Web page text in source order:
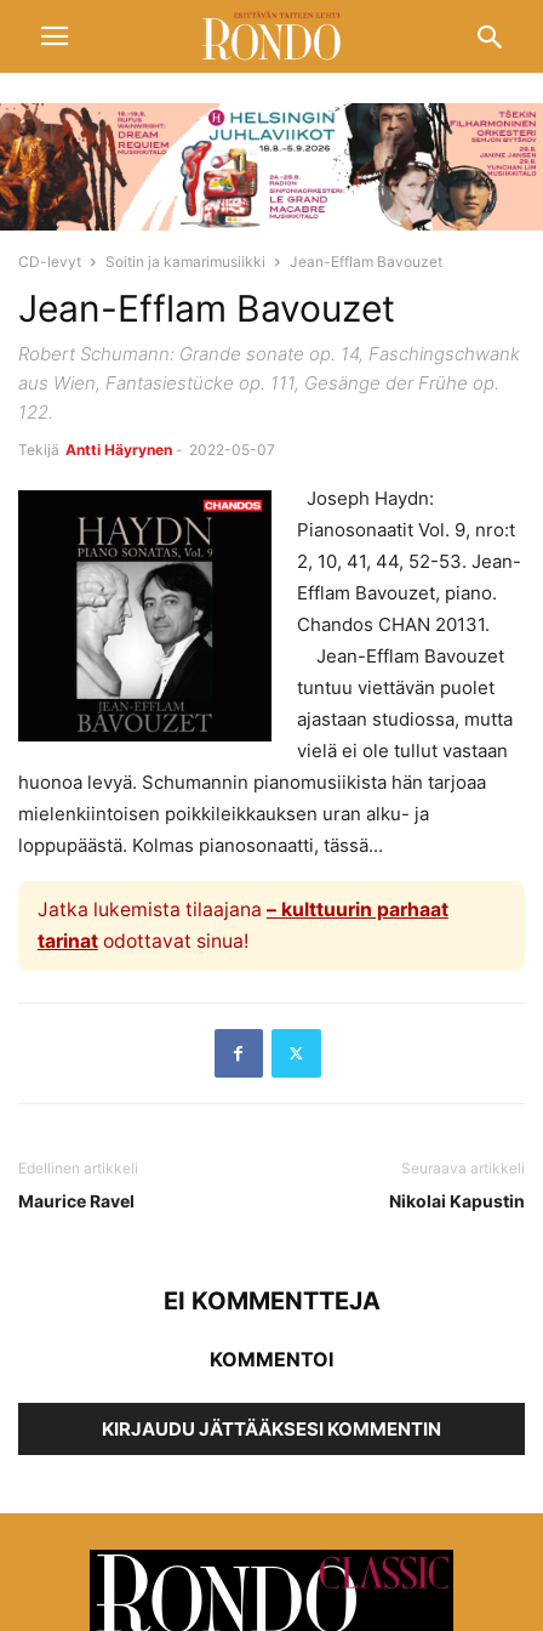
CD-levyt Soitin ja kamarimusiikki Jean-Efflam Bavouzet
Jean-Efflam Bavouzet
Robert Schumann: Grande sonate op. 14, Faschingschwank
aus Wien, Fantasiestücke op. 111, Gesänge der Frühe op.
122.
Tekijä Antti Häyrynen - 2022-05-07
Joseph Haydn:
Pianosonaatit Vol. 9, nro:t
2, 10, 41, 44, 52-53. Jean-
Efflam Bavouzet, piano.
Chandos CHAN 20131.
Jean-Efflam Bavouzet
tuntuu viettävän puolet
ajastaan studiossa, mutta
vielä ei ole tullut vastaan
huonoa levyä. Schumannin pianomusiikista hän tarjoaa
mielenkiintoisen poikkileikkauksen uran alku- ja
loppupäästä. Kolmas pianosonaatti, tässä...
Jatka lukemista tilaajana – kulttuurin parhaat
tarinatodottavat sinua!
Edellinen artikkeli
Maurice Ravel
Seuraava artikkeli
Nikolai Kapustin
EI KOMMENTTEJA
KOMMENTOI
KIRJAUDU JÄTTÄÄKSESI KOMMENTIN